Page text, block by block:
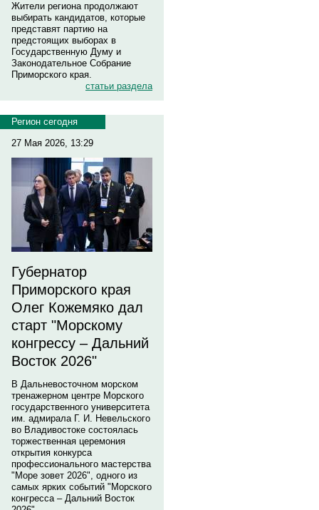
Жители региона продолжают
выбирать кандидатов, которые
представят партию на
предстоящих выборах в
Государственную Думу и
Законодательное Собрание
Приморского края.
статьи раздела
Регион сегодня
27 Мая 2026, 13:29
Губернатор
Приморского края
Олег Кожемяко дал
старт "Морскому
конгрессу – Дальний
Восток 2026"
В Дальневосточном морском
тренажерном центре Морского
государственного университета
им. адмирала Г. И. Невельского
во Владивостоке состоялась
торжественная церемония
открытия конкурса
профессионального мастерства
"Море зовет 2026", одного из
самых ярких событий "Морского
конгресса – Дальний Восток